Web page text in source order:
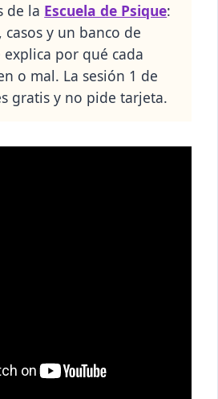
de la Escuela de Psique:
y un banco de
por qué cada
o mal. La sesión 1 de
gratis y no pide tarjeta.